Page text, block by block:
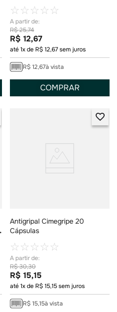
☆☆☆☆☆
R$25,74
R$ 12,67
até1x de R$12,67sem juros
R$ 12,67à vista
COMPRAR
Antigripal Cimegripe 20
Cápsulas
☆☆☆☆☆
R$30,30
R$ 15,15
até1x de R$15,15sem juros
R$ 15,15à vista